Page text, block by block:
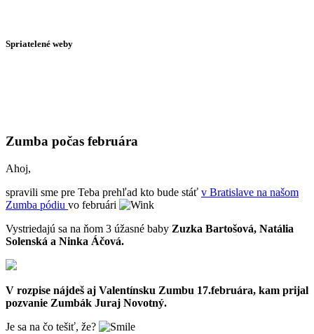
Spriatelené weby
Zumba počas februára
Ahoj,
spravili sme pre Teba prehľad kto bude stáť v Bratislave na našom
Zumba pódiu vo februári
Vystriedajú sa na ňom 3 úžasné baby Zuzka Bartošová, Natália
Solenská a Ninka Áčová.
V rozpise nájdeš aj Valentínsku Zumbu 17.februára, kam prijal
pozvanie Zumbák Juraj Novotný.
Je sa na čo tešiť, že?